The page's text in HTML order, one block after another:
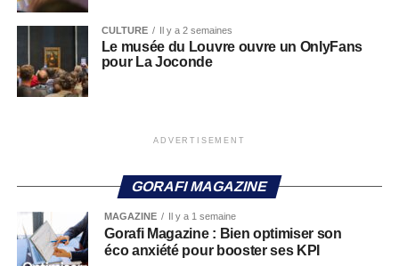
CULTURE Il y a 2 semaines
Le musée du Louvre ouvre un OnlyFans
pour La Joconde
ADVERTISEMENT
GORAFI MAGAZINE
MAGAZINE Il y a 1 semaine
Gorafi Magazine : Bien optimiser son
éco anxiété pour booster ses KPI